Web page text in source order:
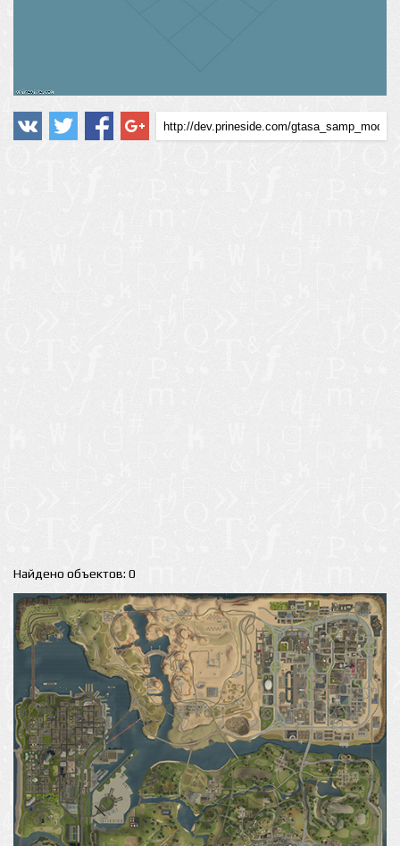
Найдено объектов: 0